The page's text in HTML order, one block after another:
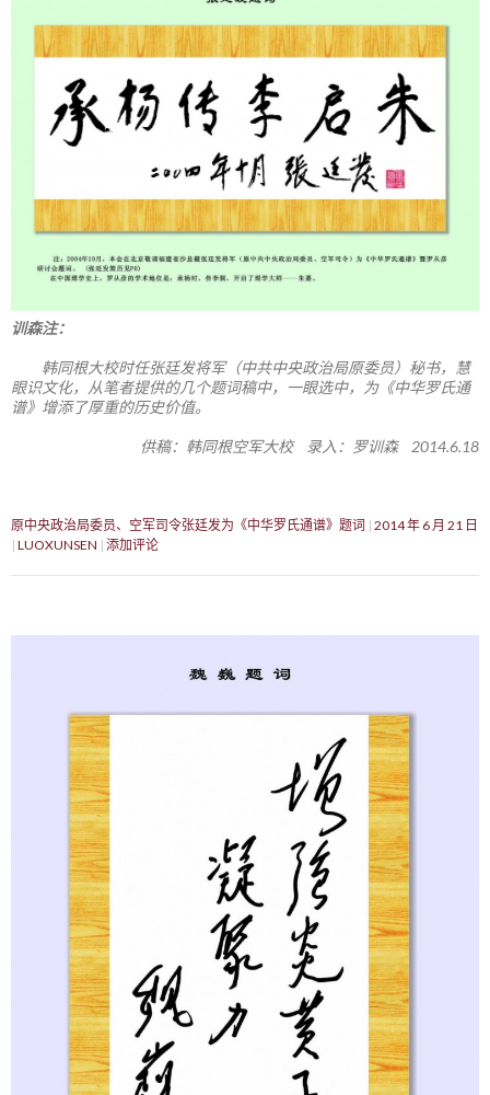
训森注：
韩同根大校时任张廷发将军（中共中央政治局原委员）秘书，慧
眼识文化，从笔者提供的几个题词稿中，一眼选中，为《中华罗氏通
谱》增添了厚重的历史价值。
供稿：韩同根空军大校 录入：罗训森 2014.6.18
原中央政治局委员、空军司令张廷发为《中华罗氏通谱》题词 2014 年 6 月 21 日
LUOXUNSEN 添加评论